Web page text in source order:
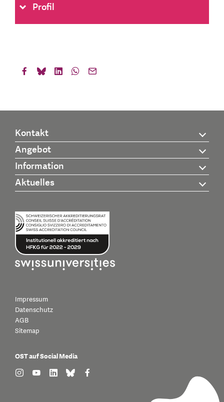
Profil
Kontakt
Angebot
Information
Aktuelles
Impressum
Datenschutz
AGB
Sitemap
OST auf Social Media
find us on: instagram
find us on: youtube
find us on: linkedin
find us on: bluesky
find us on: facebook